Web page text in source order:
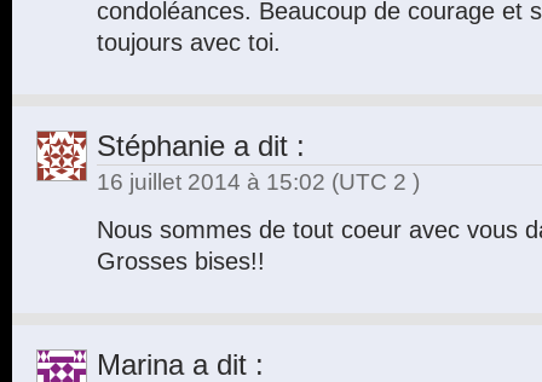
condoléances. Beaucoup de courage et
toujours avec toi.
Stéphanie a dit :
16 juillet 2014 à 15:02 (UTC 2 )
Nous sommes de tout coeur avec vous
Grosses bises!!
Marinaa dit :